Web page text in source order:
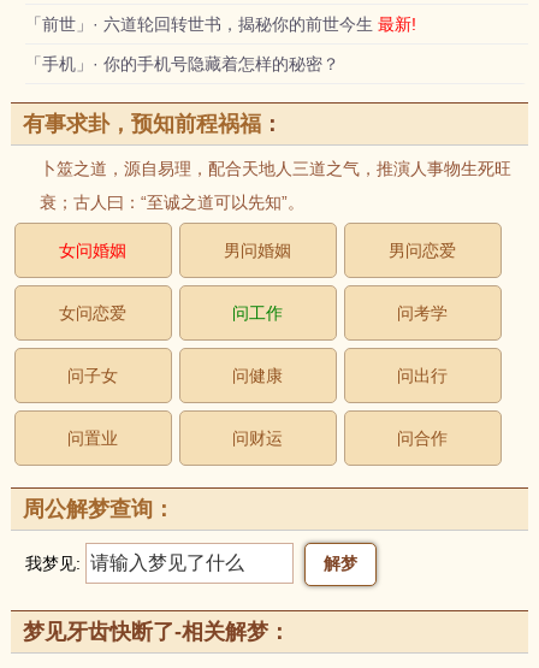
「前世」· 六道轮回转世书，揭秘你的前世今生 最新!
「手机」· 你的手机号隐藏着怎样的秘密？
有事求卦，预知前程祸福：
卜筮之道，源自易理，配合天地人三道之气，推演人事物生死旺
衰；古人曰：“至诚之道可以先知”。
女问婚姻 男问婚姻 男问恋爱
女问恋爱 问工作 问考学
问子女 问健康 问出行
问置业 问财运 问合作
周公解梦查询：
我梦见:
梦见牙齿快断了-相关解梦：